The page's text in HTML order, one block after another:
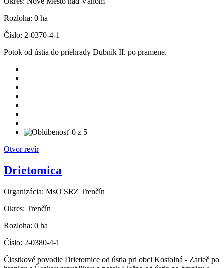
Rozloha: 0 ha
Číslo: 2-0370-4-1
Potok od ústia do priehrady Dubník II. po pramene.
Otvor revír
Drietomica
Organizácia: MsO SRZ Trenčín
Okres: Trenčín
Rozloha: 0 ha
Číslo: 2-0380-4-1
Čiastkové povodie Drietomice od ústia pri obci Kostolná - Zarieč po